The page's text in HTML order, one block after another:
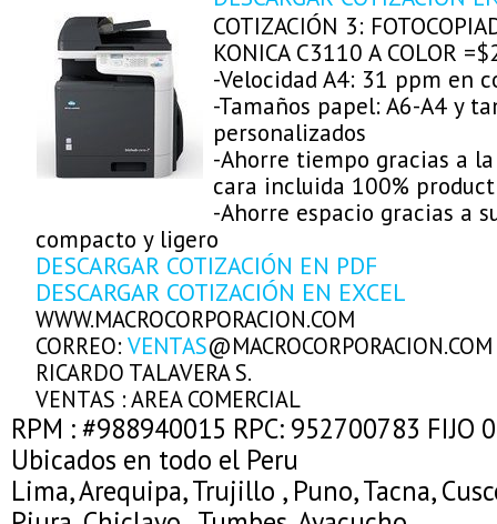
COTIZACIÓN 3:
KONICA C3110 A COLOR
-Velocidad A4: 31 ppm en
-Tamaños papel: A6-A4 y
personalizados
-Ahorre tiempo gracias a
cara incluida 100%
-Ahorre espacio gracias a
compacto y ligero
DESCARGAR COTIZACIÓN EN PDF
DESCARGAR COTIZACIÓN EN EXCEL
WWW.MACROCORPORACION.COM
CORREO:VENTAS@MACROCORPORACION.COM
RICARDO TALAVERA S.
VENTAS : AREA COMERCIAL
RPM : #988940015 RPC: 952700783 FIJO
Ubicados en todo el Peru
Lima, Arequipa, Trujillo , Puno, Tacna,